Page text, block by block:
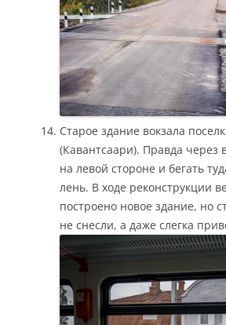
Старое здание вокзала
(Кавантсаари). Правда через
на левой стороне и бегать
лень. В ходе реконструкции
построено новое здание, но
не снесли, а даже слегка